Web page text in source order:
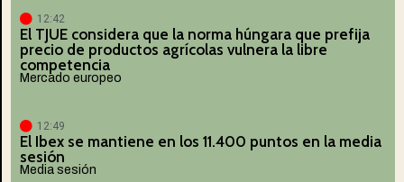
12:42
El TJUE considera que la norma húngara que prefija
precio de productos agrícolas vulnera la libre
competencia
Mercado europeo
12:49
El Ibex se mantiene en los 11.400 puntos en la media
sesión
Media sesión